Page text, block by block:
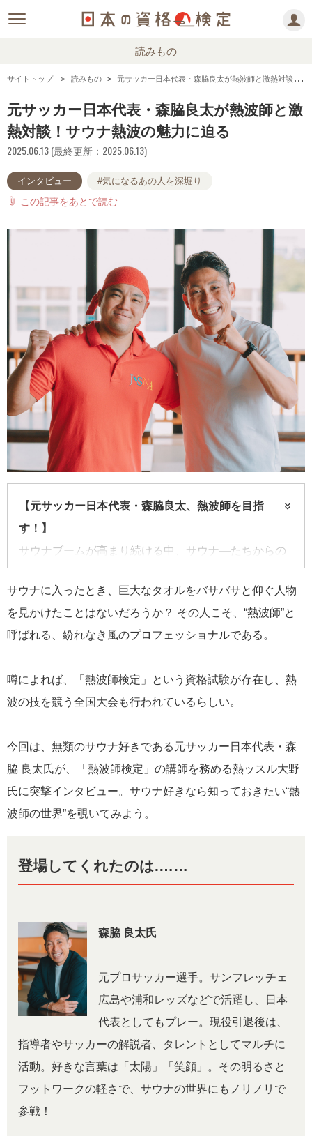
読みもの
サイトトップ 読みもの 元サッカー日本代表・森脇良太が熱波師と激熱対談！サウナ熱波の魅力に迫る
元サッカー日本代表・森脇良太が熱波師と激
熱対談！サウナ熱波の魅力に迫る
2025.06.13 (最終更新：2025.06.13)
インタビュー #気になるあの人を深堀り
attach_file この記事をあとで読む
【元サッカー日本代表・森脇良太、熱波師を目指
す！】
サウナブームが高まり続ける中、サウナ―たちからの
て、ピッチで風を切った男・森脇 良太が、今度は風を
操る熱波師に挑戦する。
サウナに入ったとき、巨大なタオルをバサバサと仰ぐ人物
を見かけたことはないだろうか？ その人こそ、“熱波師”と
呼ばれる、紛れなき風のプロフェッショナルである。
噂によれば、「熱波師検定」という資格試験が存在し、熱
波の技を競う全国大会も行われているらしい。
今回は、無類のサウナ好きである元サッカー日本代表・森
脇 良太氏が、「熱波師検定」の講師を務める熱ッスル大野
氏に突撃インタビュー。サウナ好きなら知っておきたい“熱
波師の世界”を覗いてみよう。
登場してくれたのは.……
森脇 良太氏
元プロサッカー選手。サンフレッチェ
広島や浦和レッズなどで活躍し、日本
代表としてもプレー。現役引退後は、
指導者やサッカーの解説者、タレントとしてマルチに
活動。好きな言葉は「太陽」「笑顔」。その明るさと
フットワークの軽さで、サウナの世界にもノリノリで
参戦！